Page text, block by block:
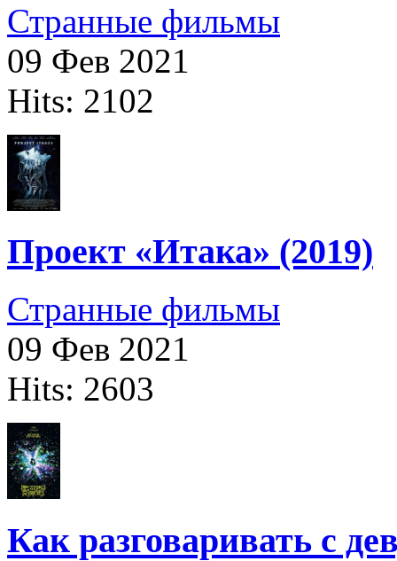
Странные фильмы
09 Фев 2021
Hits: 2102
Проект «Итака» (2019)
Странные фильмы
09 Фев 2021
Hits: 2603
Как разговаривать с